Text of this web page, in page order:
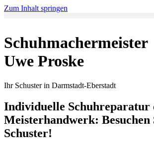
Zum Inhalt springen
Schuhmachermeister
Uwe Proske
Ihr Schuster in Darmstadt-Eberstadt
Individuelle Schuhreparatur
Meisterhandwerk: Besuchen
Schuster!